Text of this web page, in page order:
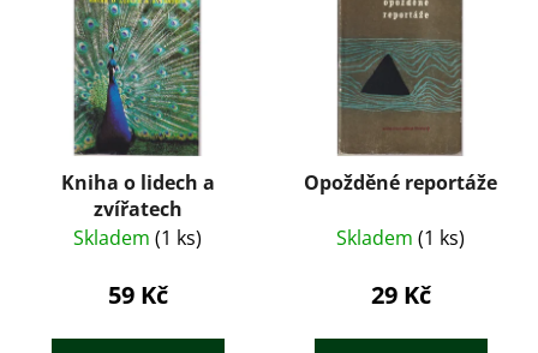
Kniha o lidech a
zvířatech
Skladem (1 ks)
59 Kč
Opožděné reportáže
Skladem (1 ks)
29 Kč